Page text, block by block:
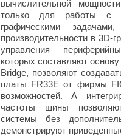
вычислительной
только для работы с
графическими
производительности в 3D-
управления
которых составляют
Bridge, позволяют
платы FR33E от фирмы
возможностей. А
частоты шины
системы без
демонстрируют